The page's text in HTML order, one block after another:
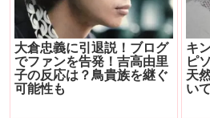
大倉忠義に引退説！ブログ
でファンを告発！吉高由里
子の反応は？鳥貴族を継ぐ
可能性も
キ
ピ
天
い